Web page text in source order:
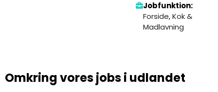
Jobfunktion:
Forside,Kok &
Madlavning
Omkring vores jobs i udlandet